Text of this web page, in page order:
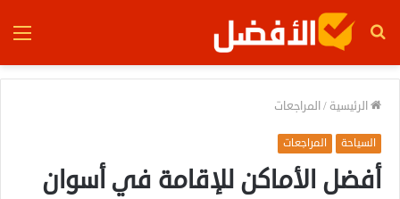
بحث
الرئيسية /المراجعات
السياحة المراجعات
أفضل الأماكن للإقامة في أسوان